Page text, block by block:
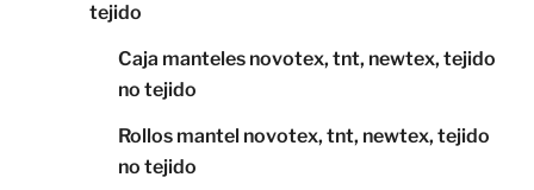
tejido
Caja manteles novotex, tnt, newtex, tejido
no tejido
Rollos mantel novotex, tnt, newtex, tejido
no tejido